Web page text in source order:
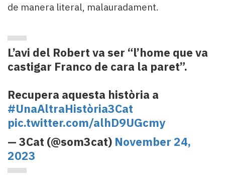
de manera literal, malauradament.
L’avi del Robert va ser “l’home que va
castigar Franco de cara la paret”.
Recupera aquesta història a
#UnaAltraHistòria3Cat
pic.twitter.com/alhD9UGcmy
— 3Cat (@som3cat) November 24,
2023